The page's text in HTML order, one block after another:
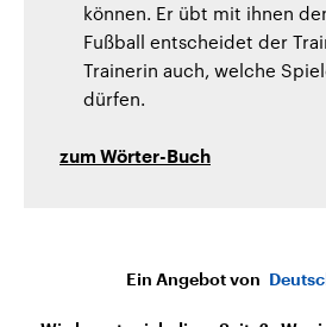
können. Er übt mit ihnen
Fußball entscheidet der
Trainerin auch, welche
dürfen.
zum Wörter-Buch
Ein Angebot von